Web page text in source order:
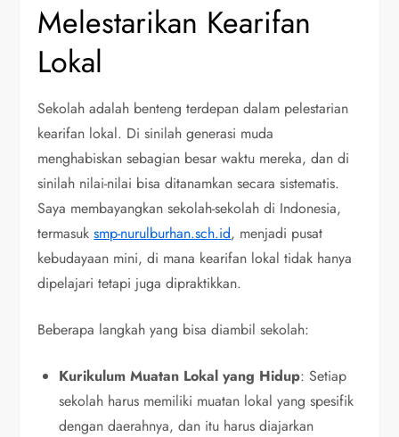
Melestarikan Kearifan
Lokal
Sekolah adalah benteng terdepan dalam pelestarian
kearifan lokal. Di sinilah generasi muda
menghabiskan sebagian besar waktu mereka, dan di
sinilah nilai-nilai bisa ditanamkan secara sistematis.
Saya membayangkan sekolah-sekolah di Indonesia,
termasuksmp-nurulburhan.sch.id, menjadi pusat
kebudayaan mini, di mana kearifan lokal tidak hanya
dipelajari tetapi juga dipraktikkan.
Beberapa langkah yang bisa diambil sekolah:
Kurikulum Muatan Lokal yang Hidup: Setiap
sekolah harus memiliki muatan lokal yang spesifik
dengan daerahnya, dan itu harus diajarkan